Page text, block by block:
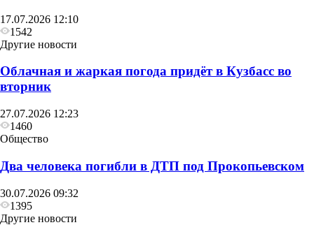
17.07.2026 12:10
1542
Другие новости
Облачная и жаркая погода придёт в Кузбасс во
вторник
27.07.2026 12:23
1460
Общество
Два человека погибли в ДТП под Прокопьевском
30.07.2026 09:32
1395
Другие новости